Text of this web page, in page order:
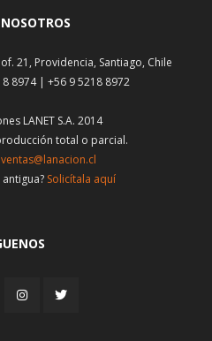
21, Providencia, Santiago, Chile
8974 | +56 9 5218 8972
LANET S.A. 2014
total o parcial.
ventas@lanacion.cl
Solicítala aquí